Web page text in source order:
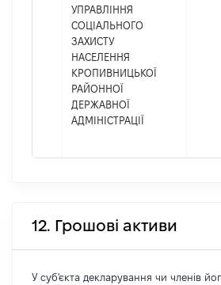
УПРАВЛІННЯ
СОЦІАЛЬНОГО
ЗАХИСТУ
НАСЕЛЕННЯ
КРОПИВНИЦЬКОЇ
РАЙОННОЇ
ДЕРЖАВНОЇ
АДМІНІСТРАЦІЇ
12. Грошові активи
У суб'єкта декларування чи членів